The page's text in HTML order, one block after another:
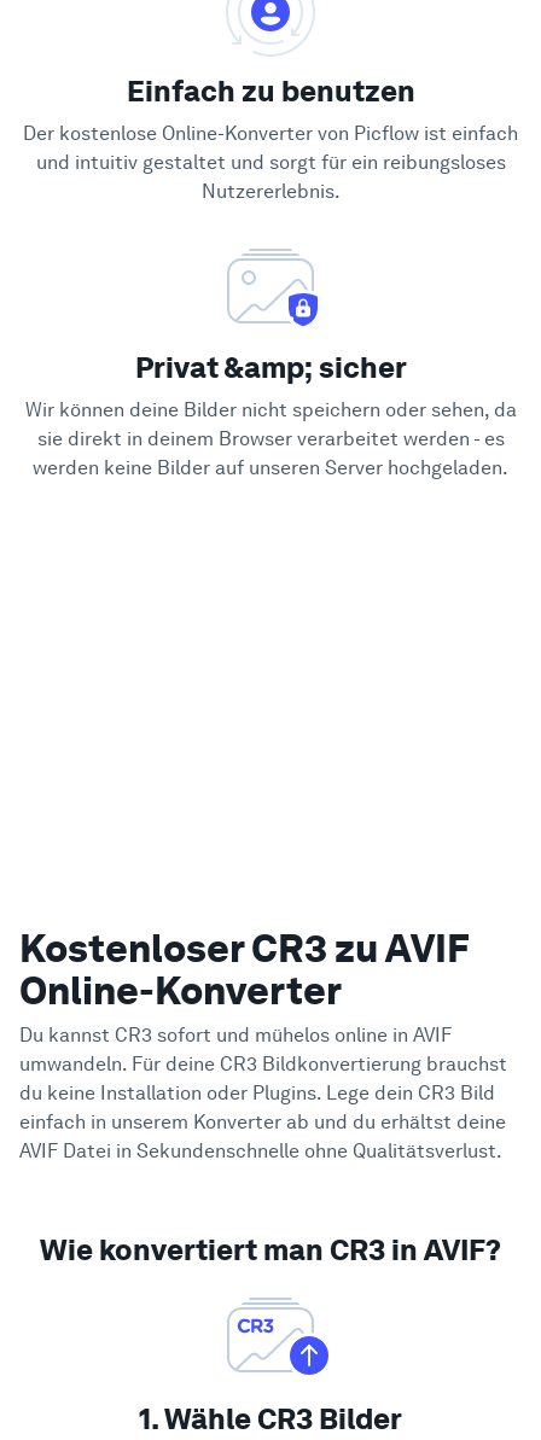
Einfach zu benutzen
Der kostenlose Online-Konverter von Picflow ist einfach
und intuitiv gestaltet und sorgt für ein reibungsloses
Nutzererlebnis.
Privat &amp; sicher
Wir können deine Bilder nicht speichern oder sehen, da
sie direkt in deinem Browser verarbeitet werden - es
werden keine Bilder auf unseren Server hochgeladen.
Kostenloser CR3 zu AVIF
Online-Konverter
Du kannst CR3 sofort und mühelos online in AVIF
umwandeln. Für deine CR3 Bildkonvertierung brauchst
du keine Installation oder Plugins. Lege dein CR3 Bild
einfach in unserem Konverter ab und du erhältst deine
AVIF Datei in Sekundenschnelle ohne Qualitätsverlust.
Wie konvertiert man CR3 in AVIF?
1. Wähle CR3 Bilder